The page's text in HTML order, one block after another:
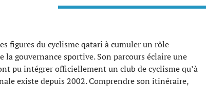
figures du cyclisme qatari à cumuler un rôle
la gouvernance sportive. Son parcours éclaire une
pu intégrer officiellement un club de cyclisme qu’à
existe depuis 2002. Comprendre son itinéraire,